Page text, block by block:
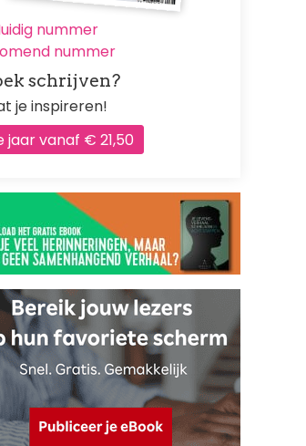
nummer
nummer
schrijven?
je inspireren!
jaar vanaf € 21,50